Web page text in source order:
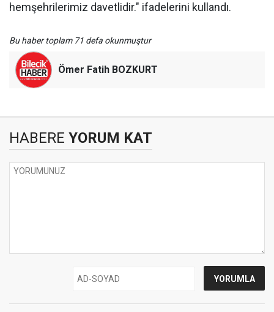
hemşehrilerimiz davetlidir." ifadelerini kullandı.
Bu haber toplam 71 defa okunmuştur
Ömer Fatih BOZKURT
HABERE YORUM KAT